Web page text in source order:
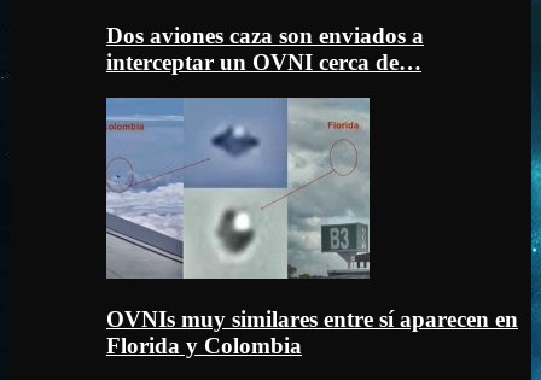
Dos aviones caza son enviados a
interceptar un OVNI cerca de…
OVNIs muy similares entre sí aparecen en
Florida y Colombia